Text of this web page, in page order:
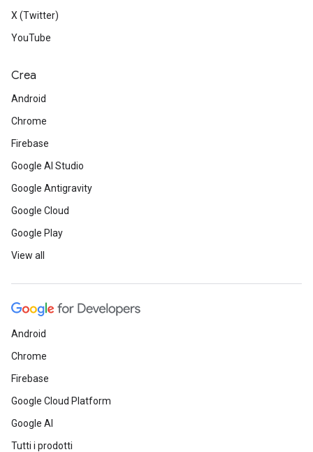
X (Twitter)
YouTube
Crea
Android
Chrome
Firebase
Google AI Studio
Google Antigravity
Google Cloud
Google Play
View all
Android
Chrome
Firebase
Google Cloud Platform
Google AI
Tutti i prodotti